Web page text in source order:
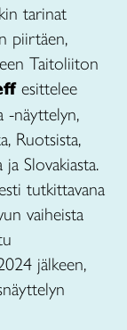
tarinat
piirtäen,
Taitoliiton
esittelee
-näyttelyn,
Ruotsista,
Slovakiasta.
tutkittavana
vaiheista
jälkeen,